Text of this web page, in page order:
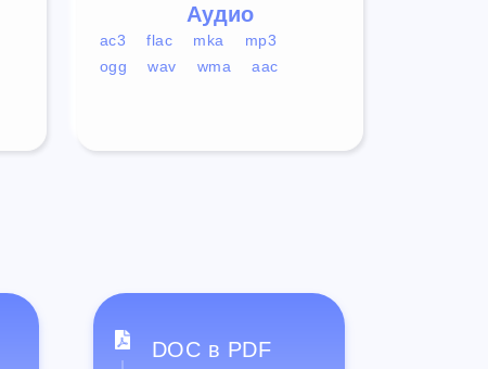
Аудио
ac3 flac mka
mp3
ogg
wav wma aac
DOC в PDF